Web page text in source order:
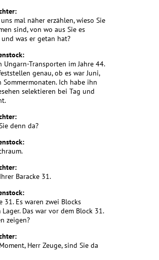
mal näher erzählen, wieso Sie
sind, von wo aus Sie es
was er getan hat?
Ungarn-Transporten im Jahre 44.
genau, ob es war Juni,
Sommermonaten. Ich habe ihn
selektieren bei Tag und
denn da?
Baracke 31.
31. Es waren zwei Blocks
Lager. Das war vor dem Block 31.
zeigen?
Herr Zeuge, sind Sie da